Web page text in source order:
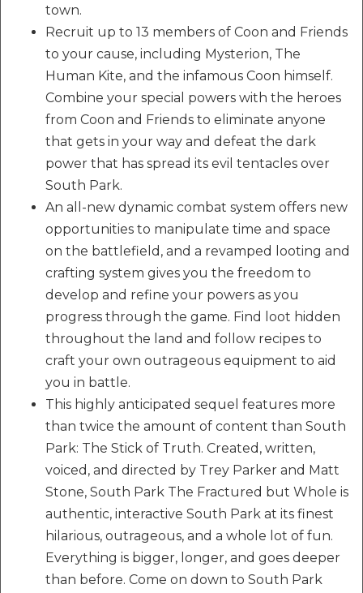
town.
Recruit up to 13 members of Coon and Friends
to your cause, including Mysterion, The
Human Kite, and the infamous Coon himself.
Combine your special powers with the heroes
from Coon and Friends to eliminate anyone
that gets in your way and defeat the dark
power that has spread its evil tentacles over
South Park.
An all-new dynamic combat system offers new
opportunities to manipulate time and space
on the battlefield, and a revamped looting and
crafting system gives you the freedom to
develop and refine your powers as you
progress through the game. Find loot hidden
throughout the land and follow recipes to
craft your own outrageous equipment to aid
you in battle.
This highly anticipated sequel features more
than twice the amount of content than South
Park: The Stick of Truth. Created, written,
voiced, and directed by Trey Parker and Matt
Stone, South Park The Fractured but Whole is
authentic, interactive South Park at its finest
hilarious, outrageous, and a whole lot of fun.
Everything is bigger, longer, and goes deeper
than before. Come on down to South Park